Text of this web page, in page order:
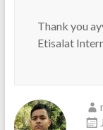
Thank you
Etisalat